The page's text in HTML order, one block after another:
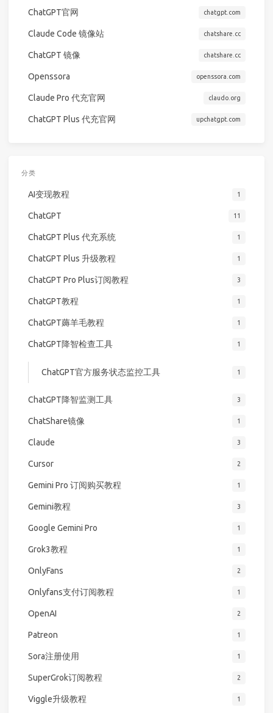
ChatGPT官网 chatgpt.com
Claude Code 镜像站 chatshare.cc
ChatGPT 镜像 chatshare.cc
Openssora openssora.com
Claude Pro 代充官网 claudo.org
ChatGPT Plus 代充官网 upchatgpt.com
分类
AI变现教程 1
ChatGPT 11
ChatGPT Plus 代充系统 1
ChatGPT Plus 升级教程 1
ChatGPT Pro Plus订阅教程 3
ChatGPT教程 1
ChatGPT薅羊毛教程 1
ChatGPT降智检查工具 1
ChatGPT官方服务状态监控工具 1
ChatGPT降智监测工具 3
ChatShare镜像 1
Claude 3
Cursor 2
Gemini Pro 订阅购买教程 1
Gemini教程 3
Google Gemini Pro 1
Grok3教程 1
OnlyFans 2
Onlyfans支付订阅教程 1
OpenAI 2
Patreon 1
Sora注册使用 1
SuperGrok订阅教程 2
Viggle升级教程 1